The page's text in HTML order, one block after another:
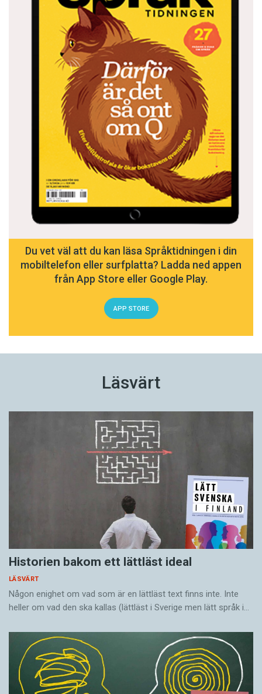
Du vet väl att du kan läsa Språktidningen i din
mobiltelefon eller surfplatta? Ladda ned appen
från App Store eller Google Play.
APP STORE
Läsvärt
Historien bakom ett lättläst ideal
LÄSVÄRT
Någon enighet om vad som är en lättläst text finns inte. Inte
heller om vad den ska kallas (lättläst i Sverige men lätt språk i…